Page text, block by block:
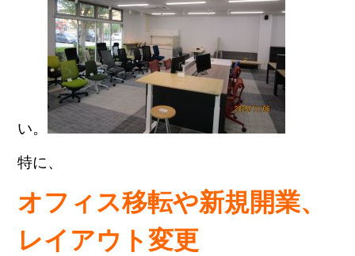
い。
特に、
オフィス移転や新規開業、
レイアウト変更